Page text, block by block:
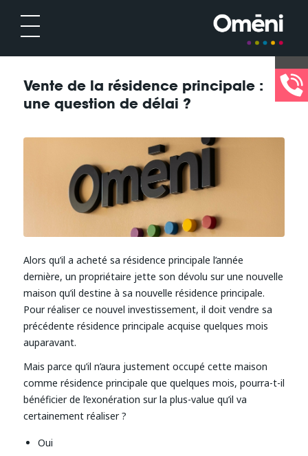
Vente de la résidence principale :
une question de délai ?
Alors qu’il a acheté sa résidence principale l’année
dernière, un propriétaire jette son dévolu sur une nouvelle
maison qu’il destine à sa nouvelle résidence principale.
Pour réaliser ce nouvel investissement, il doit vendre sa
précédente résidence principale acquise quelques mois
auparavant.
Mais parce qu’il n’aura justement occupé cette maison
comme résidence principale que quelques mois, pourra-t-il
bénéficier de l’exonération sur la plus-value qu’il va
certainement réaliser ?
Oui